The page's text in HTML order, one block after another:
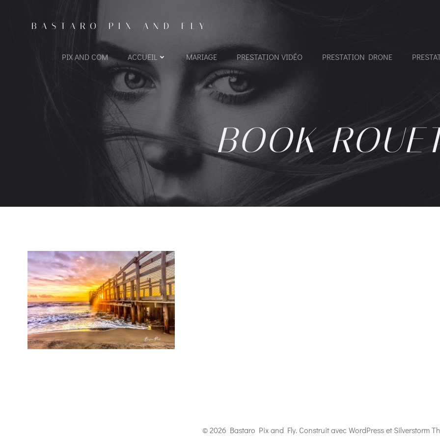
BASTARO PIX AND FLY
PIX AND COM ACCUEIL MARIAGE PRESTATION VIDÉO PRESTATION DRONE
BOOK
© 2026 Bastaro Pix and Fly. Construit avec WordPress et Silverstorm